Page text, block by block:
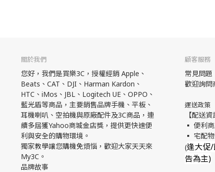
關於我們
您好，我們是買樂3C，授權經銷 Apple、
Beats、CAT、DJI、Harman Kardon、
HTC、iMos、JBL、Logitech UE、OPPO、
藍光盾等商品，主要銷售品牌手機、平板、
耳機喇叭、空拍機與原廠配件及3C商品，連
續多屆獲Yahoo商城金店獎，提供更快速便
利與安全的購物環境。
獨家教學讓您購機免煩惱，歡迎大家天天來
My3C。
品牌故事
顧客服務
常見問題
歡迎詢問
運送政策
【配送資
▪ 便利
▪ 宅配
(逢大促
告為主)